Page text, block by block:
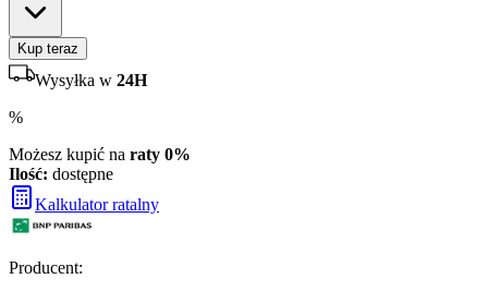
Kup teraz
Wysyłka w 24H
%
Możesz kupić na raty 0%
Ilość: dostępne
Kalkulator ratalny
Producent: